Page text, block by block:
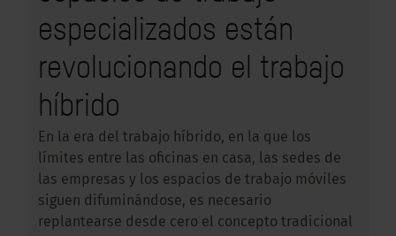
especializados están
revolucionando el trabajo
híbrido
En la era del trabajo híbrido, en la que los
límites entre las oficinas en casa, las sedes de
las empresas y los espacios de trabajo móviles
siguen difuminándose, es necesario
replantearse desde cero el concepto tradicional